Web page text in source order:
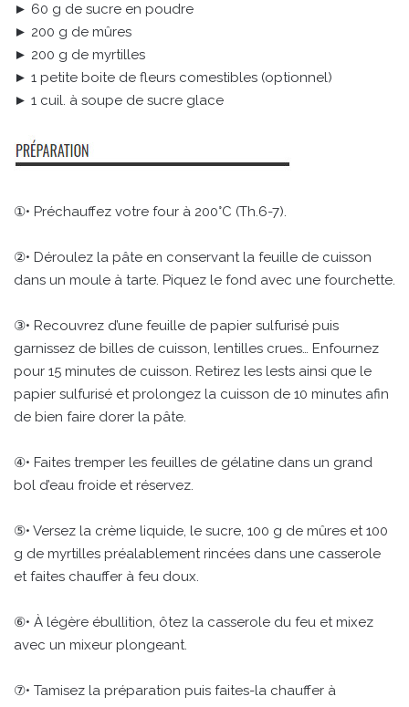
► 60 g de sucre en poudre
► 200 g de mûres
► 200 g de myrtilles
► 1 petite boite de fleurs comestibles (optionnel)
► 1 cuil. à soupe de sucre glace
①• Préchauffez votre four à 200°C (Th.6-7).
②• Déroulez la pâte en conservant la feuille de cuisson
dans un moule à tarte. Piquez le fond avec une fourchette.
③• Recouvrez d’une feuille de papier sulfurisé puis
garnissez de billes de cuisson, lentilles crues… Enfournez
pour 15 minutes de cuisson. Retirez les lests ainsi que le
papier sulfurisé et prolongez la cuisson de 10 minutes afin
de bien faire dorer la pâte.
④• Faites tremper les feuilles de gélatine dans un grand
bol d’eau froide et réservez.
⑤• Versez la crème liquide, le sucre, 100 g de mûres et 100
g de myrtilles préalablement rincées dans une casserole
et faites chauffer à feu doux.
⑥• À légère ébullition, ôtez la casserole du feu et mixez
avec un mixeur plongeant.
⑦• Tamisez la préparation puis faites-la chauffer à